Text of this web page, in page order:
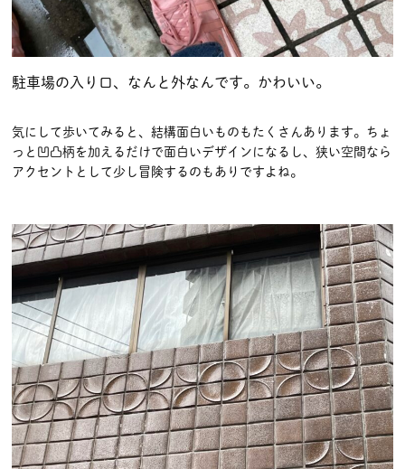
駐車場の入り口、なんと外なんです。かわいい。
気にして歩いてみると、結構面白いものもたくさんあります。ちょ
っと凹凸柄を加えるだけで面白いデザインになるし、狭い空間なら
アクセントとして少し冒険するのもありですよね。